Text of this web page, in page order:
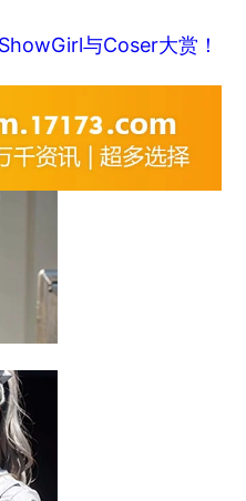
与Coser大赏！